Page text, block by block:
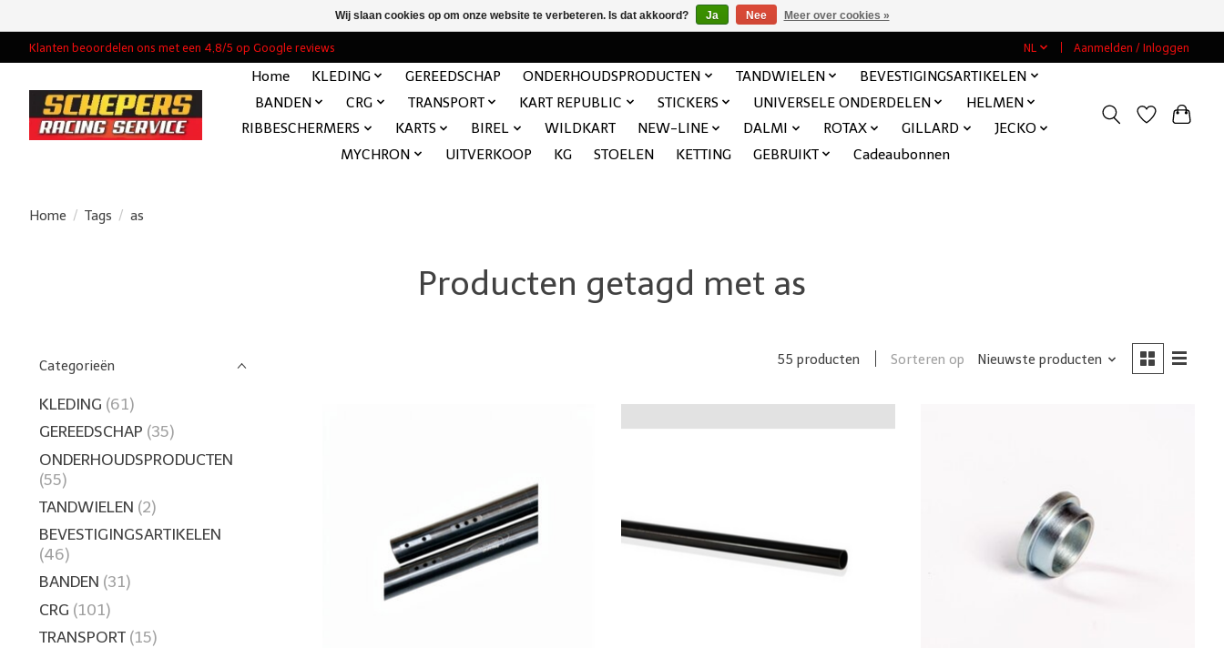
Klanten beoordelen ons met een 4,8/5 op Google reviews NL Aanmelden / Inloggen
Home KLEDING GEREEDSCHAP ONDERHOUDSPRODUCTEN TANDWIELEN
BEVESTIGINGSARTIKELEN
BANDEN
CRG TRANSPORT KART REPUBLIC STICKERS UNIVERSELE ONDERDELEN
HELMEN
RIBBESCHERMERS
KARTS BIREL WILDKART NEW-LINE DALMI ROTAX GILLARD
JECKO
MYCHRON
UITVERKOOP KG STOELEN KETTING GEBRUIKT Cadeaubonnen
Home / Tags / as
Producten getagd met as
Categorieën
KLEDING (61)
GEREEDSCHAP (35)
ONDERHOUDSPRODUCTEN
(55)
TANDWIELEN (2)
BEVESTIGINGSARTIKELEN
(46)
BANDEN (31)
CRG (101)
TRANSPORT (15)
55 producten Sorteren op Nieuwste producten
Wij slaan cookies op om onze website te verbeteren. Is dat akkoord? Ja Nee Meer over cookies »